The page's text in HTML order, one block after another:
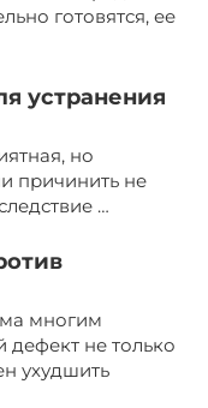
готовятся, ее
устранения
но
причинить не
…
многим
не только
ухудшить